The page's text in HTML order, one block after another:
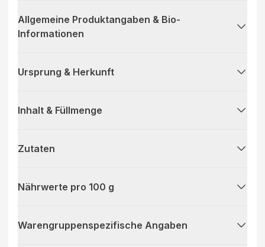
Allgemeine Produktangaben & Bio-
Informationen
Ursprung & Herkunft
Inhalt & Füllmenge
Zutaten
Nährwerte pro 100 g
Warengruppenspezifische Angaben